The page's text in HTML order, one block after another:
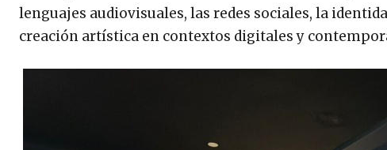
lenguajes audiovisuales, las redes sociales, la
creación artística en contextos digitales y